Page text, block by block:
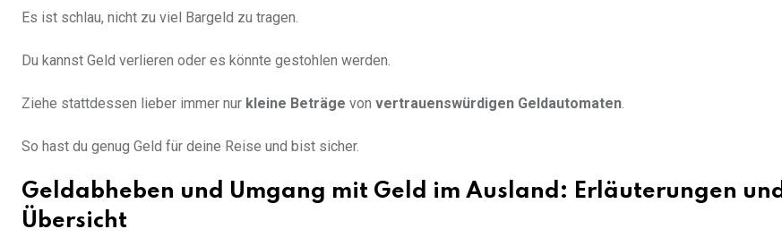
Es ist schlau, nicht zu viel Bargeld zu tragen.
Du kannst Geld verlieren oder es könnte gestohlen werden.
Ziehe stattdessen lieber immer nur kleine Beträge von vertrauenswürdigen Geldautomaten
So hast du genug Geld für deine Reise und bist sicher.
Geldabheben und Umgang mit Geld im Ausland: Erläuterungen und
Übersicht